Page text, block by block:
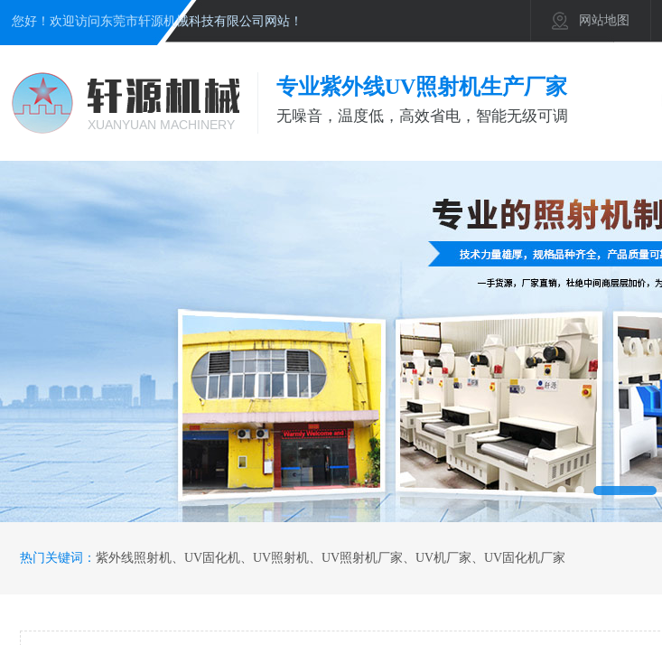
您好！欢迎访问东莞市轩源机械科技有限公司网站！ 网站地图
XUANYUAN MACHINERY
专业紫外线UV照射机生产厂家
无噪音，温度低，高效省电，智能无级可调
热门关键词： 紫外线照射机、 UV固化机、 UV照射机、 UV照射机厂家、 UV机厂家、 UV固化机厂家